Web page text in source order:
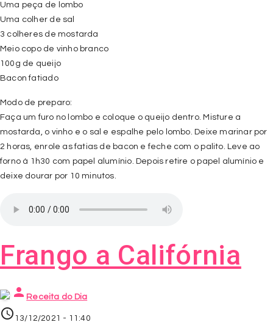
Uma peça de lombo
Uma colher de sal
3 colheres de mostarda
Meio copo de vinho branco
100g de queijo
Bacon fatiado
Modo de preparo:
Faça um furo no lombo e coloque o queijo dentro. Misture a
mostarda, o vinho e o sal e espalhe pelo lombo. Deixe marinar por
2 horas, enrole as fatias de bacon e feche com o palito. Leve ao
forno à 1h30 com papel alumínio. Depois retire o papel alumínio e
deixe dourar por 10 minutos.
Frango a Califórnia
person Receita do Dia
access_time 13/12/2021 - 11:40